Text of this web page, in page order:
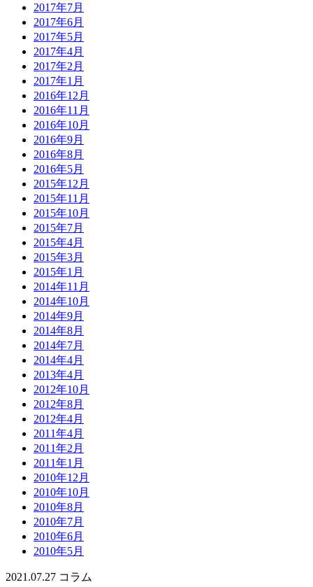
2017年7月
2017年6月
2017年5月
2017年4月
2017年2月
2017年1月
2016年12月
2016年11月
2016年10月
2016年9月
2016年8月
2016年5月
2015年12月
2015年11月
2015年10月
2015年7月
2015年4月
2015年3月
2015年1月
2014年11月
2014年10月
2014年9月
2014年8月
2014年7月
2014年4月
2013年4月
2012年10月
2012年8月
2012年4月
2011年4月
2011年2月
2011年1月
2010年12月
2010年10月
2010年8月
2010年7月
2010年6月
2010年5月
2021.07.27 コラム